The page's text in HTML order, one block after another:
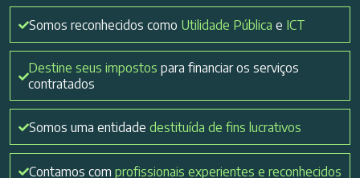
Somos reconhecidos como Utilidade Pública e ICT
Destine seus impostos para financiar os serviços
contratados
Somos uma entidade destituída de fins lucrativos
Contamos com profissionais experientes e reconhecidos